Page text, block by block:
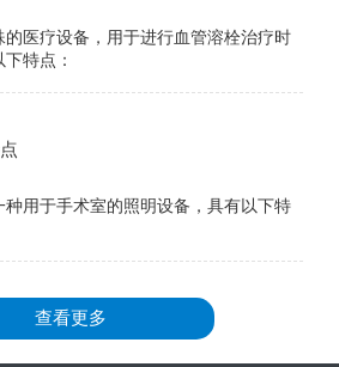
医疗设备，用于进行血管溶栓治疗时
特点：
用于手术室的照明设备，具有以下特
查看更多